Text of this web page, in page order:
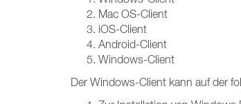
Mac OS-Client
iOS-Client
Android-Client
Windows-Client
Der Windows-Client kann auf der